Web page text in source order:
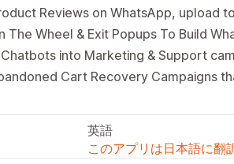
Reviews on WhatsApp, upload
The Wheel & Exit Popups To Build
into Marketing & Support
Cart Recovery Campaigns
英語
このアプリは日本語に翻